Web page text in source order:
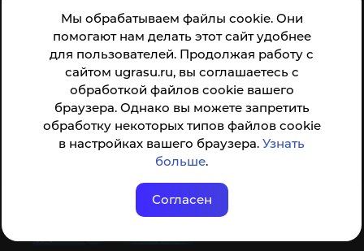
Мы обрабатываем файлы cookie. Они
помогают нам делать этот сайт удобнее
для пользователей. Продолжая работу с
сайтом ugrasu.ru, вы соглашаетесь с
обработкой файлов cookie вашего
браузера. Однако вы можете запретить
обработку некоторых типов файлов cookie
в настройках вашего браузера.Узнать
больше.
Согласен
организации:
Анкета доступна по QR-коду, а так же по прямой
ссылке
© ФГБОУ ВО ЮГУ 2001–2026